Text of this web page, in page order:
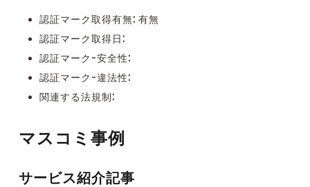
認証マーク取得有無: 有無
認証マーク取得日:
認証マーク-安全性:
認証マーク-違法性:
関連する法規制:
マスコミ事例
サービス紹介記事